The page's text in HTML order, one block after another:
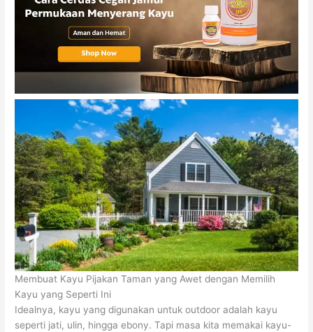
Membuat Kayu Pijakan Taman yang Awet dengan Memilih
Kayu yang Seperti Ini
Idealnya, kayu yang digunakan untuk outdoor adalah kayu
seperti jati, ulin, hingga ebony. Tapi masa kita memakai kayu-